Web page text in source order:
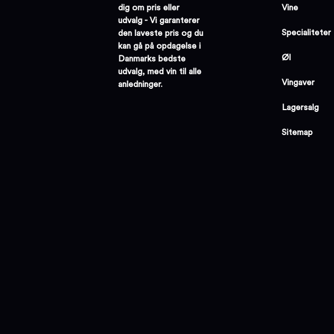
dig om pris eller
udvalg - Vi garanterer
den laveste pris og du
kan gå på opdagelse i
Danmarks bedste
udvalg, med vin til alle
anledninger.
Vine
Specialiteter
Øl
Vingaver
Lagersalg
Sitemap